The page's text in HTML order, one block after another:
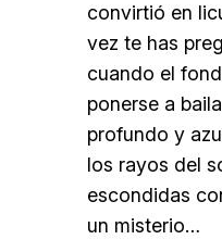
convirtió en
vez te has
cuando el
ponerse a
profundo y
los rayos del
escondidas
un misterio…